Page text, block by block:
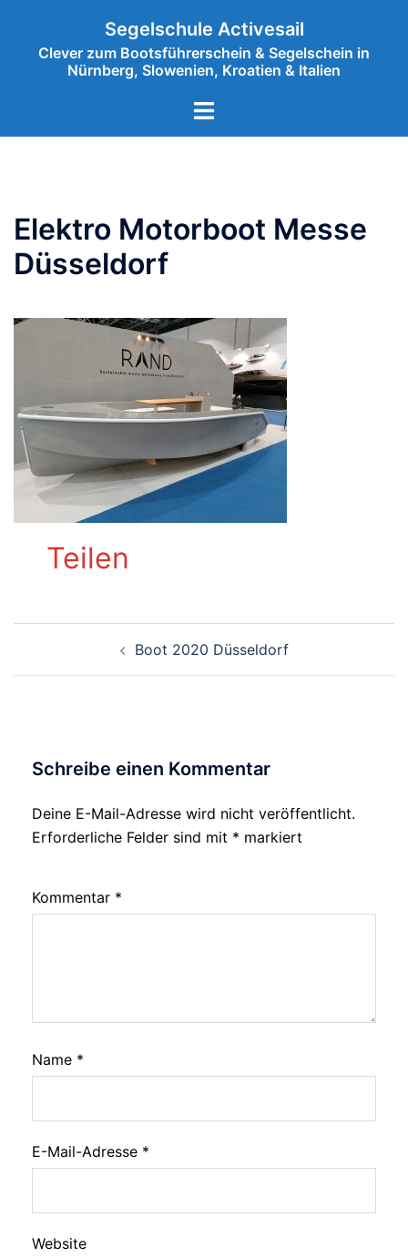
springen
Segelschule Activesail
Clever zum Bootsführerschein & Segelschein in
Nürnberg, Slowenien, Kroatien & Italien
Menü
Elektro Motorboot Messe
Düsseldorf
Teilen
BeitragsnavigationBoot 2020 Düsseldorf
Schreibe einen Kommentar
Deine E-Mail-Adresse wird nicht veröffentlicht.
Erforderliche Felder sind mit * markiert
Kommentar *
Name *
E-Mail-Adresse *
Website
Alternative: